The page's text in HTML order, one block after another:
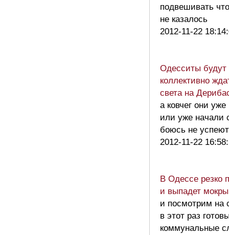
подвешивать
не казалось
2012-11-22
Одесситы будут
коллективно
света на
а ковчег они
или уже начали
боюсь не
2012-11-22
В Одессе резко
и выпадет
и посмотрим на
в этот раз
коммунальные